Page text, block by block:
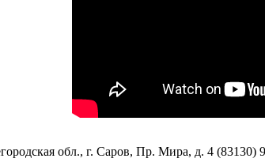
обл., г. Саров, Пр. Мира, д. 4 (83130)